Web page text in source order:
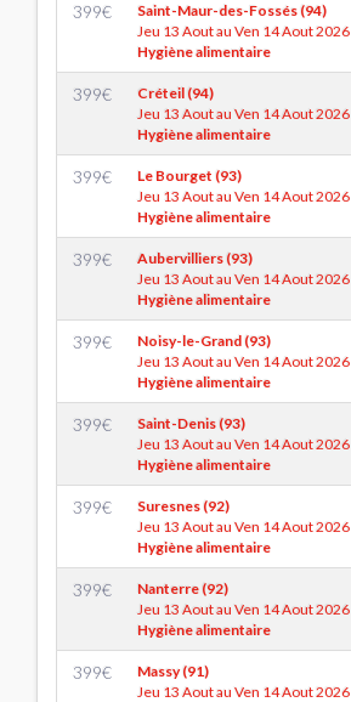
399€
Saint-Maur-des-Fossés (94)
Jeu 13 Aout au Ven 14 Aout 2026
Hygiène alimentaire
399€
Créteil (94)
Jeu 13 Aout au Ven 14 Aout 2026
Hygiène alimentaire
399€
Le Bourget (93)
Jeu 13 Aout au Ven 14 Aout 2026
Hygiène alimentaire
399€
Aubervilliers (93)
Jeu 13 Aout au Ven 14 Aout 2026
Hygiène alimentaire
399€
Noisy-le-Grand (93)
Jeu 13 Aout au Ven 14 Aout 2026
Hygiène alimentaire
399€
Saint-Denis (93)
Jeu 13 Aout au Ven 14 Aout 2026
Hygiène alimentaire
399€
Suresnes (92)
Jeu 13 Aout au Ven 14 Aout 2026
Hygiène alimentaire
399€
Nanterre (92)
Jeu 13 Aout au Ven 14 Aout 2026
Hygiène alimentaire
399€
Massy (91)
Jeu 13 Aout au Ven 14 Aout 2026